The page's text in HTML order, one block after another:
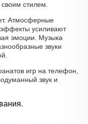
стилем.
Атмосферные
эффекты усиливают
эмоции. Музыка
звуки
игр на телефон,
звук и